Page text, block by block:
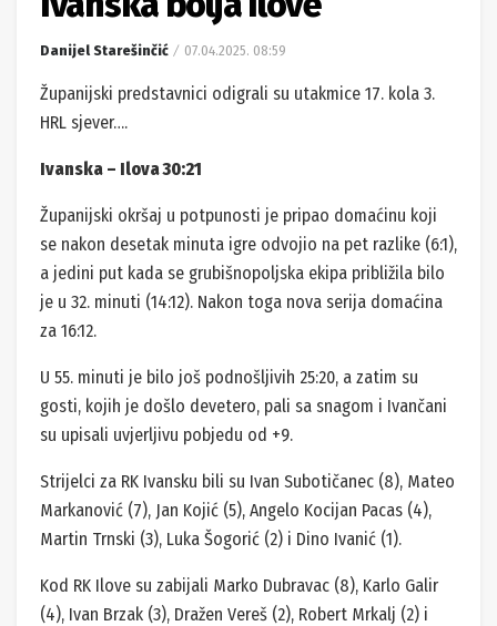
Danijel Starešinčić 07.04.2025. 08:59
Županijski predstavnici odigrali su utakmice 17. kola 3.
HRL sjever….
Ivanska – Ilova 30:21
Županijski okršaj u potpunosti je pripao domaćinu koji
se nakon desetak minuta igre odvojio na pet razlike (6:1),
a jedini put kada se grubišnopoljska ekipa približila bilo
je u 32. minuti (14:12). Nakon toga nova serija domaćina
za 16:12.
U 55. minuti je bilo još podnošljivih 25:20, a zatim su
gosti, kojih je došlo devetero, pali sa snagom i Ivančani
su upisali uvjerljivu pobjedu od +9.
Strijelci za RK Ivansku bili su Ivan Subotičanec (8), Mateo
Markanović (7), Jan Kojić (5), Angelo Kocijan Pacas (4),
Martin Trnski (3), Luka Šogorić (2) i Dino Ivanić (1).
Kod RK Ilove su zabijali Marko Dubravac (8), Karlo Galir
(4), Ivan Brzak (3), Dražen Vereš (2), Robert Mrkalj (2) i